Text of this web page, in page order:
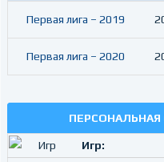
Первая лига – 2019
Первая лига – 2020
ПЕРСОНАЛЬНАЯ
Игр: